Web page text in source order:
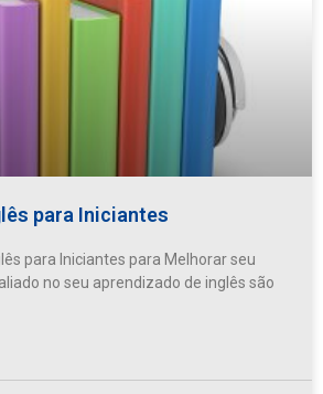
para Iniciantes
para Iniciantes para Melhorar seu
no seu aprendizado de inglês são